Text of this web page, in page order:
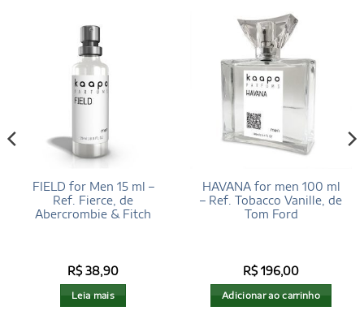
FIELD for Men 15 ml –
Ref. Fierce, de
Abercrombie & Fitch
R$38,90
Leia mais
HAVANA for men 100 ml
– Ref. Tobacco Vanille, de
Tom Ford
R$196,00
Adicionar ao carrinho